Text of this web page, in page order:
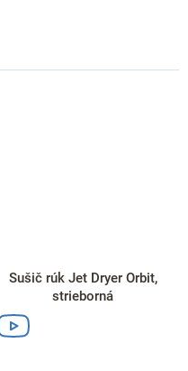
Sušič rúk Jet Dryer Orbit,
strieborná